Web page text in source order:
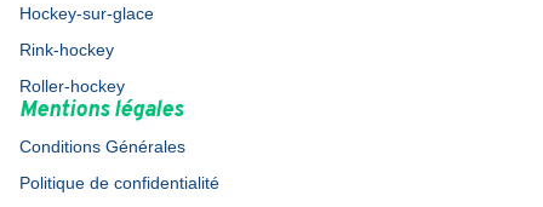
Hockey-sur-glace
Rink-hockey
Roller-hockey
Mentions légales
Conditions Générales
Politique de confidentialité